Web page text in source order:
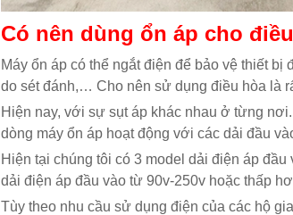
Có nên dùng ổn áp cho
Máy ổn áp có thể ngắt điện để bảo vệ thiết
do sét đánh,… Cho nên sử dụng điều hòa là
Hiện nay, với sự sụt áp khác nhau ở từng
dòng máy ổn áp hoạt động với các dải đầu
Hiện tại chúng tôi có 3 model dải điện áp
dải điện áp đầu vào từ 90v-250v hoặc thấp
Tùy theo nhu cầu sử dụng điện của các hộ